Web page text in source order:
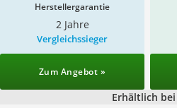
Herstellergarantie
2 Jahre
Vergleichssieger
Zum Angebot »
Erhältlich bei